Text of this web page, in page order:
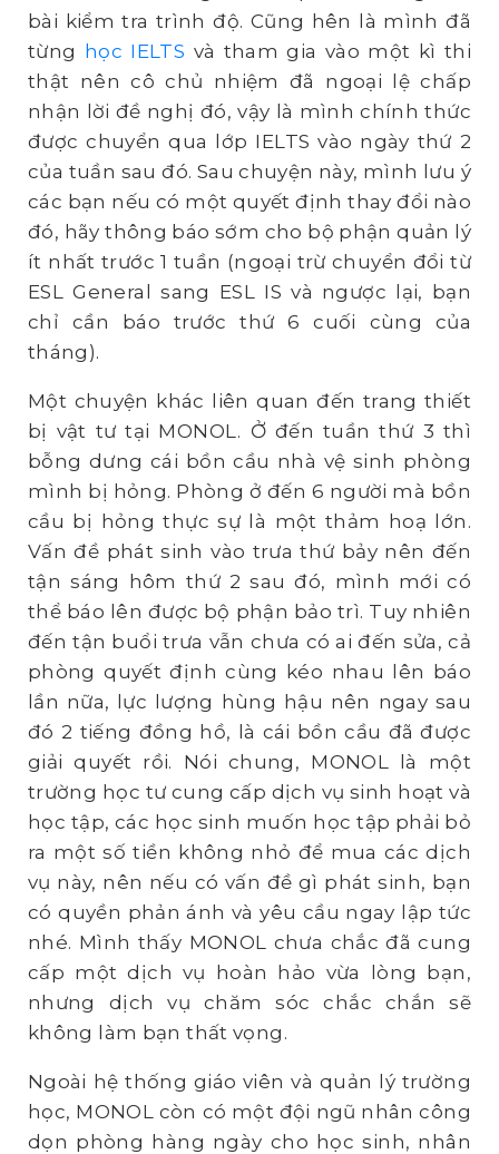
bài kiểm tra trình độ. Cũng hên là mình đã
từng học IELTS và tham gia vào một kì thi
thật nên cô chủ nhiệm đã ngoại lệ chấp
nhận lời đề nghị đó, vậy là mình chính thức
được chuyển qua lớp IELTS vào ngày thứ 2
của tuần sau đó. Sau chuyện này, mình lưu ý
các bạn nếu có một quyết định thay đổi nào
đó, hãy thông báo sớm cho bộ phận quản lý
ít nhất trước 1 tuần (ngoại trừ chuyển đổi từ
ESL General sang ESL IS và ngược lại, bạn
chỉ cần báo trước thứ 6 cuối cùng của
tháng).
Một chuyện khác liên quan đến trang thiết
bị vật tư tại MONOL. Ở đến tuần thứ 3 thì
bỗng dưng cái bồn cầu nhà vệ sinh phòng
mình bị hỏng. Phòng ở đến 6 người mà bồn
cầu bị hỏng thực sự là một thảm hoạ lớn.
Vấn đề phát sinh vào trưa thứ bảy nên đến
tận sáng hôm thứ 2 sau đó, mình mới có
thể báo lên được bộ phận bảo trì. Tuy nhiên
đến tận buổi trưa vẫn chưa có ai đến sửa, cả
phòng quyết định cùng kéo nhau lên báo
lần nữa, lực lượng hùng hậu nên ngay sau
đó 2 tiếng đồng hồ, là cái bồn cầu đã được
giải quyết rồi. Nói chung, MONOL là một
trường học tư cung cấp dịch vụ sinh hoạt và
học tập, các học sinh muốn học tập phải bỏ
ra một số tiền không nhỏ để mua các dịch
vụ này, nên nếu có vấn đề gì phát sinh, bạn
có quyền phản ánh và yêu cầu ngay lập tức
nhé. Mình thấy MONOL chưa chắc đã cung
cấp một dịch vụ hoàn hảo vừa lòng bạn,
nhưng dịch vụ chăm sóc chắc chắn sẽ
không làm bạn thất vọng.
Ngoài hệ thống giáo viên và quản lý trường
học, MONOL còn có một đội ngũ nhân công
dọn phòng hàng ngày cho học sinh, nhân